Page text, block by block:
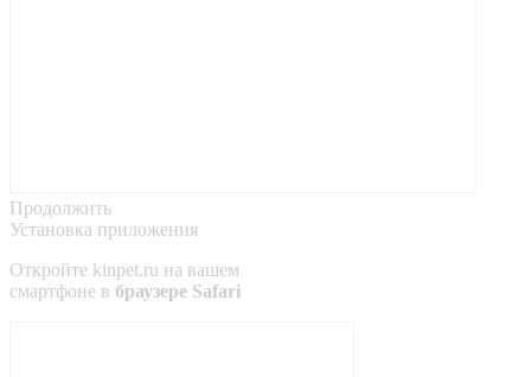
Продолжить
Установка приложения
Откройте kinpet.ru на вашем
смартфоне в браузере Safari